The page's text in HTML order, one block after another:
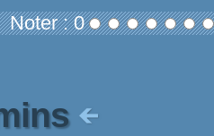
Noter : 0